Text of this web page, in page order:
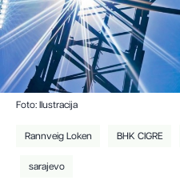
Foto: Ilustracija
Rannveig Loken BHK CIGRE
sarajevo